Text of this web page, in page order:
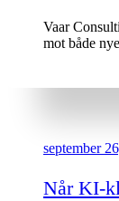
Vaar
mot både
september
Når KI-